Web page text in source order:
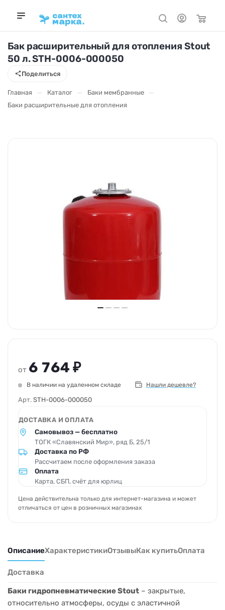
Поделиться
Бак расширительный для отопления Stout
50 л. STH-0006-000050
Главная — Каталог — Баки мембранные —
Баки расширительные для отопления
от 6 764 ₽
В наличии на удаленном складе Нашли дешевле?
Арт. STH-0006-000050
ДОСТАВКА И ОПЛАТА
Самовывоз — бесплатно
ТОГК «Славянский Мир», ряд Б, 25/1
Доставка по РФ
Рассчитаем после оформления заказа
Оплата
Карта, СБП, счёт для юрлиц
Цена действительна только для интернет-магазина и может
отличаться от цен в розничных магазинах
ОписаниеХарактеристикиОтзывыКак купитьОплата
Доставка
Баки гидропневматические Stout – закрытые,
относительно атмосферы, осуды с эластичной